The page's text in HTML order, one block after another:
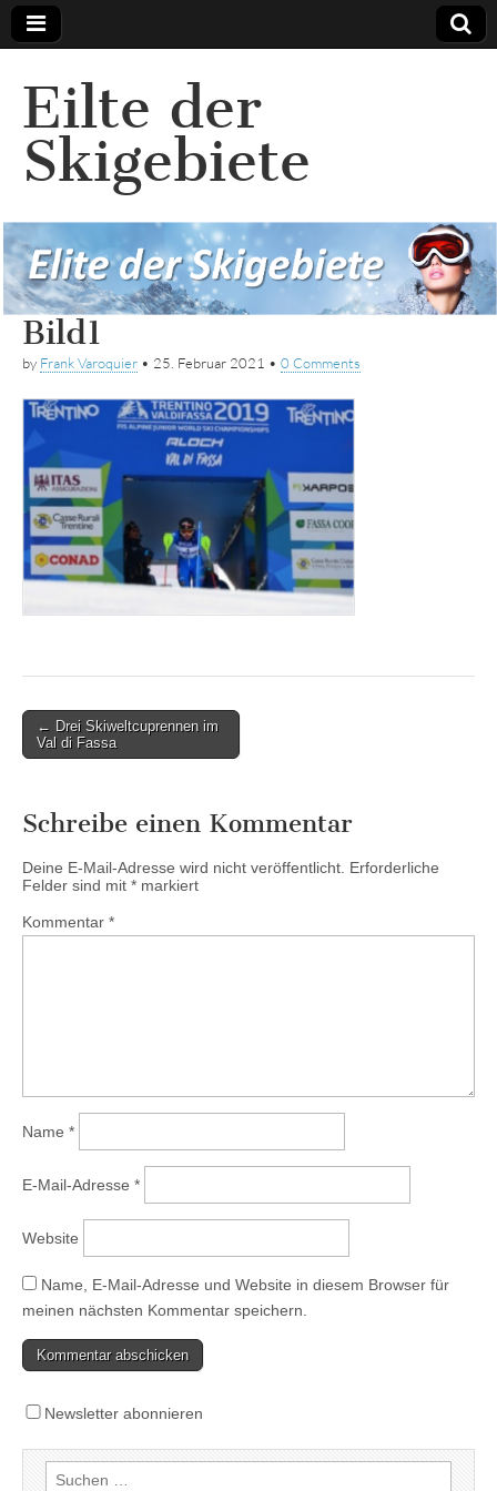
Eilte der
Skigebiete
Bild1
by Frank Varoquier • 25. Februar 2021 • 0 Comments
Post
navigation
← Drei Skiweltcuprennen im
Val di Fassa
Schreibe einen Kommentar
Deine E-Mail-Adresse wird nicht veröffentlicht. Erforderliche
Felder sind mit * markiert
Kommentar *
Name *
E-Mail-Adresse *
Website
Name, E-Mail-Adresse und Website in diesem Browser für
meinen nächsten Kommentar speichern.
Newsletter abonnieren
Suchen